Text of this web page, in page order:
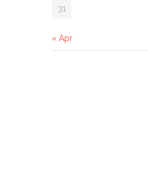
31
« Apr